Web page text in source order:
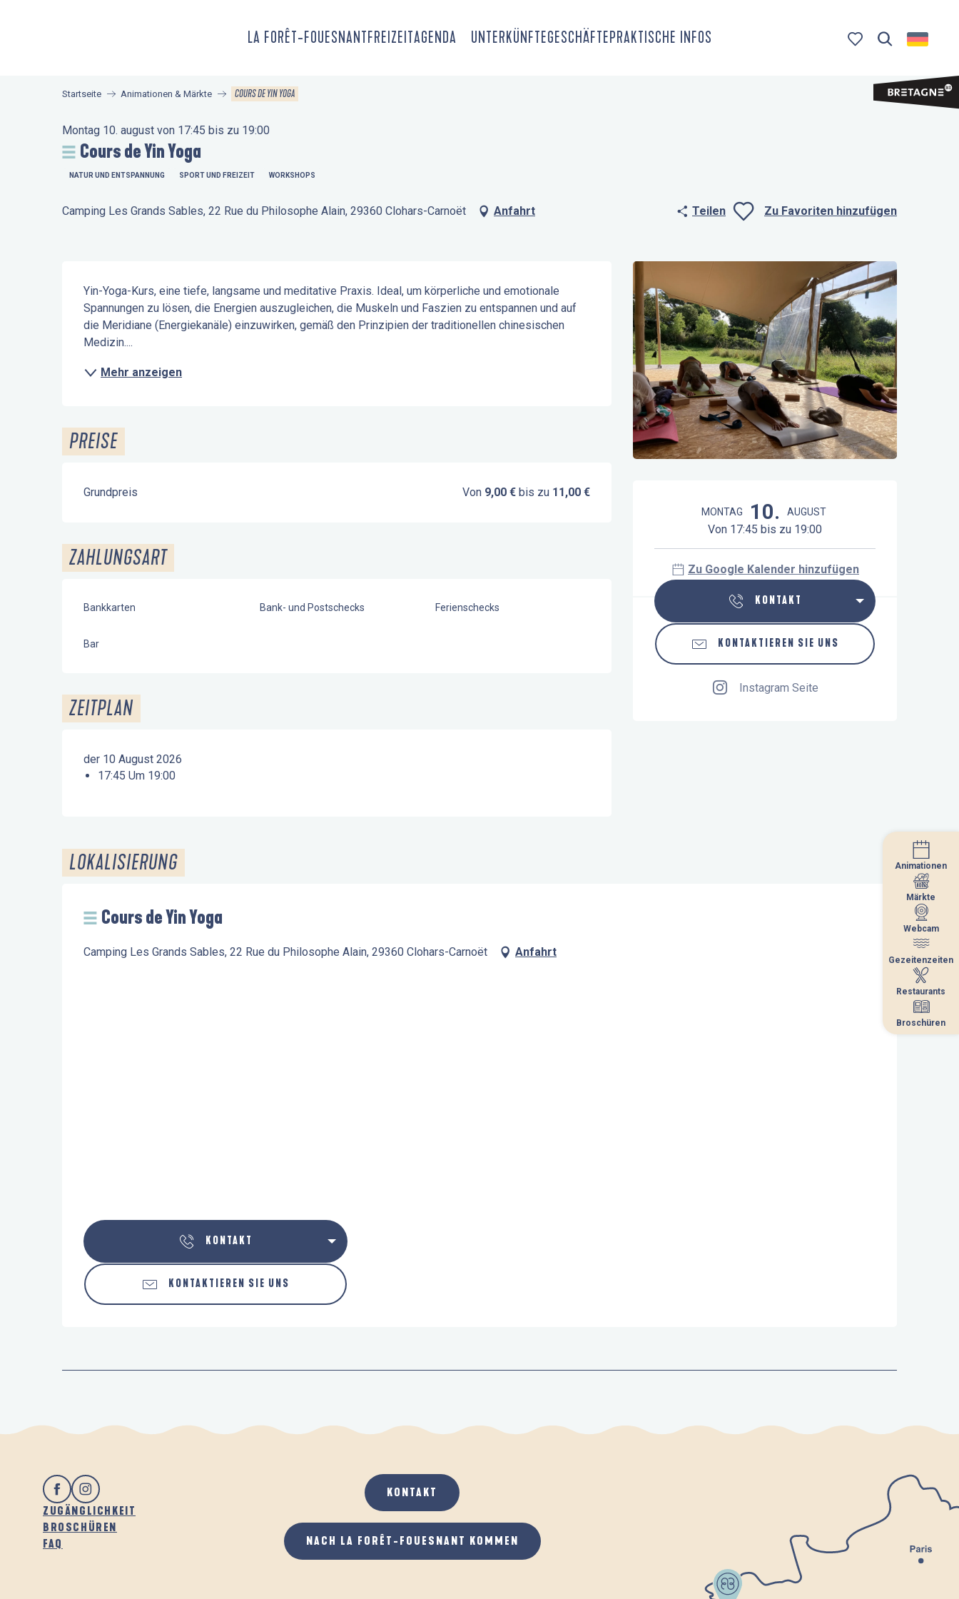
LA FORÊT-FOUESNANTFREIZEITAGENDA UNTERKÜNFTEGESCHÄFTEPRAKTISCHE INFOS
Animationen
Märkte
Webcam
Gezeitenzeiten
Restaurants
Broschüren
Startseite Animationen & Märkte COURS DE YIN YOGA
Montag 10. august von 17:45 bis zu 19:00
Cours de Yin Yoga
NATUR UND ENTSPANNUNG SPORT UND FREIZEIT WORKSHOPS
Camping Les Grands Sables, 22 Rue du Philosophe Alain, 29360 Clohars-Carnoët Anfahrt Teilen Zu Favoriten hinzufügen
Öffnungszeiten & Kontaktdaten
MONTAG 10. AUGUST
Von 17:45 bis zu 19:00
Zu Google Kalender hinzufügen
KONTAKT
KONTAKTIEREN SIE UNS
Instagram Seite
Beschreibung
Yin-Yoga-Kurs, eine tiefe, langsame und meditative Praxis. Ideal, um körperliche und emotionale
Spannungen zu lösen, die Energien auszugleichen, die Muskeln und Faszien zu entspannen und auf
die Meridiane (Energiekanäle) einzuwirken, gemäß den Prinzipien der traditionellen chinesischen
Medizin....
Mehr anzeigen
PREISE
Grundpreis Von 9,00 € bis zu 11,00 €
ZAHLUNGSART
Bankkarten Bank- und Postschecks Ferienschecks
Bar
ZEITPLAN
der 10 August 2026
17:45 Um 19:00
LOKALISIERUNG
Cours de Yin Yoga
Camping Les Grands Sables, 22 Rue du Philosophe Alain, 29360 Clohars-Carnoët Anfahrt
KONTAKT
KONTAKTIEREN SIE UNS
ZUGÄNGLICHKEIT
BROSCHÜREN
FAQ
KONTAKT
NACH LA FORÊT-FOUESNANT KOMMEN